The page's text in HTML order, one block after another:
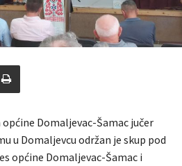
općine Domaljevac-Šamac jučer
u Domaljevcu održan je skup pod
općine Domaljevac-Šamac i